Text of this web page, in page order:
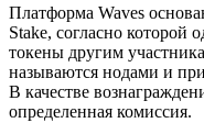
Платформа Waves
Stake, согласно которой
токены другим
называются нодами и
В качестве
определенная комиссия.